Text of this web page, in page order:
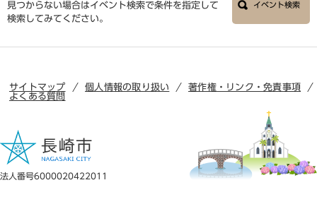
見つからない場合はイベント検索で条件を指定して
検索してみてください。
イベント検索
サイトマップ 個人情報の取り扱い
著作権・リンク・免責事項
よくある質問
法人番号6000020422011